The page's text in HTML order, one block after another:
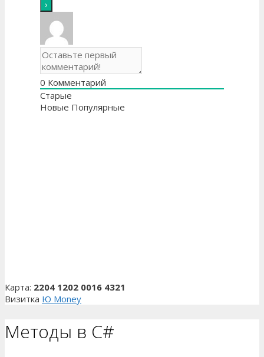
0 Комментарий
Старые
Новые Популярные
Карта: 2204 1202 0016 4321
Визитка Ю Money
Методы в C#